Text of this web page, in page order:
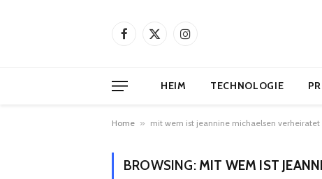
Facebook
X
Instagram
HEIM TECHNOLOGIE
Home » mit wem ist jeannine michaelsen verheiratet
BROWSING: MIT WEM IST